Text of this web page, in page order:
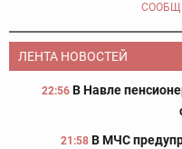
ЛЕНТА НОВОСТЕЙ
22:56 В Навле
21:58 В МЧС